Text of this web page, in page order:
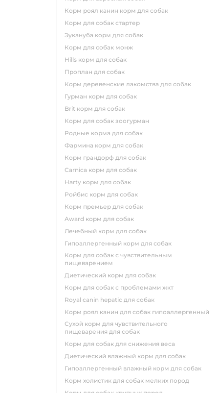
корм роял канин корм для собак
корм для собак стартер
эукануба корм для собак
корм для собак монж
hills корм для собак
проплан для собак
корм деревенские лакомства для собак
гурман корм для собак
brit корм для собак
корм для собак зоогурман
родные корма для собак
фармина корм для собак
корм грандорф для собак
carnica корм для собак
harty корм для собак
ройбис корм для собак
корм премьер для собак
award корм для собак
лечебный корм для собак
гипоаллергенный корм для собак
корм для собак с чувствительным
пищеварением
диетический корм для собак
корм для собак с проблемами жкт
royal canin hepatic для собак
корм роял канин для собак гипоаллергенный
сухой корм для чувствительного
пищеварения для собак
корм для собак для снижения веса
диетический влажный корм для собак
гипоаллергенный влажный корм для собак
корм холистик для собак мелких пород